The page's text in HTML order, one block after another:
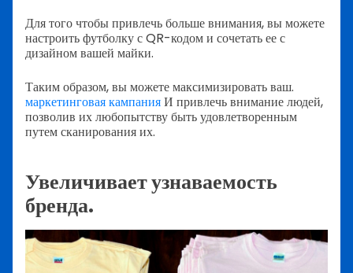
Для того чтобы привлечь больше внимания, вы можете
настроить футболку с QR-кодом и сочетать ее с
дизайном вашей майки.
Таким образом, вы можете максимизировать ваш.
маркетинговая кампанияИ привлечь внимание людей,
позволив их любопытству быть удовлетворенным
путем сканирования их.
Увеличивает узнаваемость
бренда.